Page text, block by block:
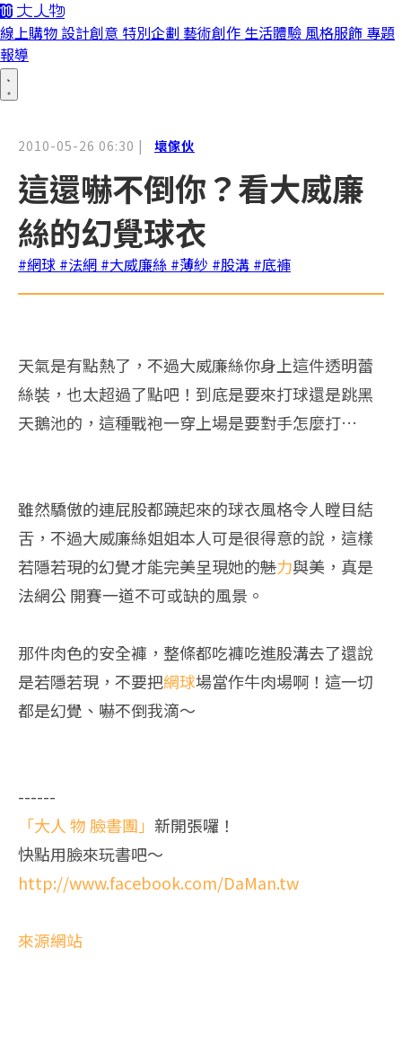
線上購物 設計創意 特別企劃 藝術創作 生活體驗 風格服飾 專題
報導
2010-05-26 06:30 | 壞傢伙
這還嚇不倒你？看大威廉
絲的幻覺球衣
#網球 #法網 #大威廉絲 #薄紗 #股溝 #底褲
天氣是有點熱了，不過大威廉絲你身上這件透明蕾
絲裝，也太超過了點吧！到底是要來打球還是跳黑
天鵝池的，這種戰袍一穿上場是要對手怎麼打…
雖然驕傲的連屁股都蹺起來的球衣風格令人瞠目結
舌，不過大威廉絲姐姐本人可是很得意的說，這樣
若隱若現的幻覺才能完美呈現她的魅力與美，真是
法網公 開賽一道不可或缺的風景。
那件肉色的安全褲，整條都吃褲吃進股溝去了還說
是若隱若現，不要把網球場當作牛肉場啊！這一切
都是幻覺、嚇不倒我滴～
------
「大人 物 臉書團」 新開張囉！
快點用臉來玩書吧～
http://www.facebook.com/DaMan.tw
來源網站